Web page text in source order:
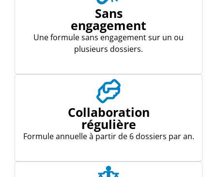
Sans
engagement
Une formule sans engagement sur un ou
plusieurs dossiers.
Collaboration
régulière
Formule annuelle à partir de 6 dossiers par an.